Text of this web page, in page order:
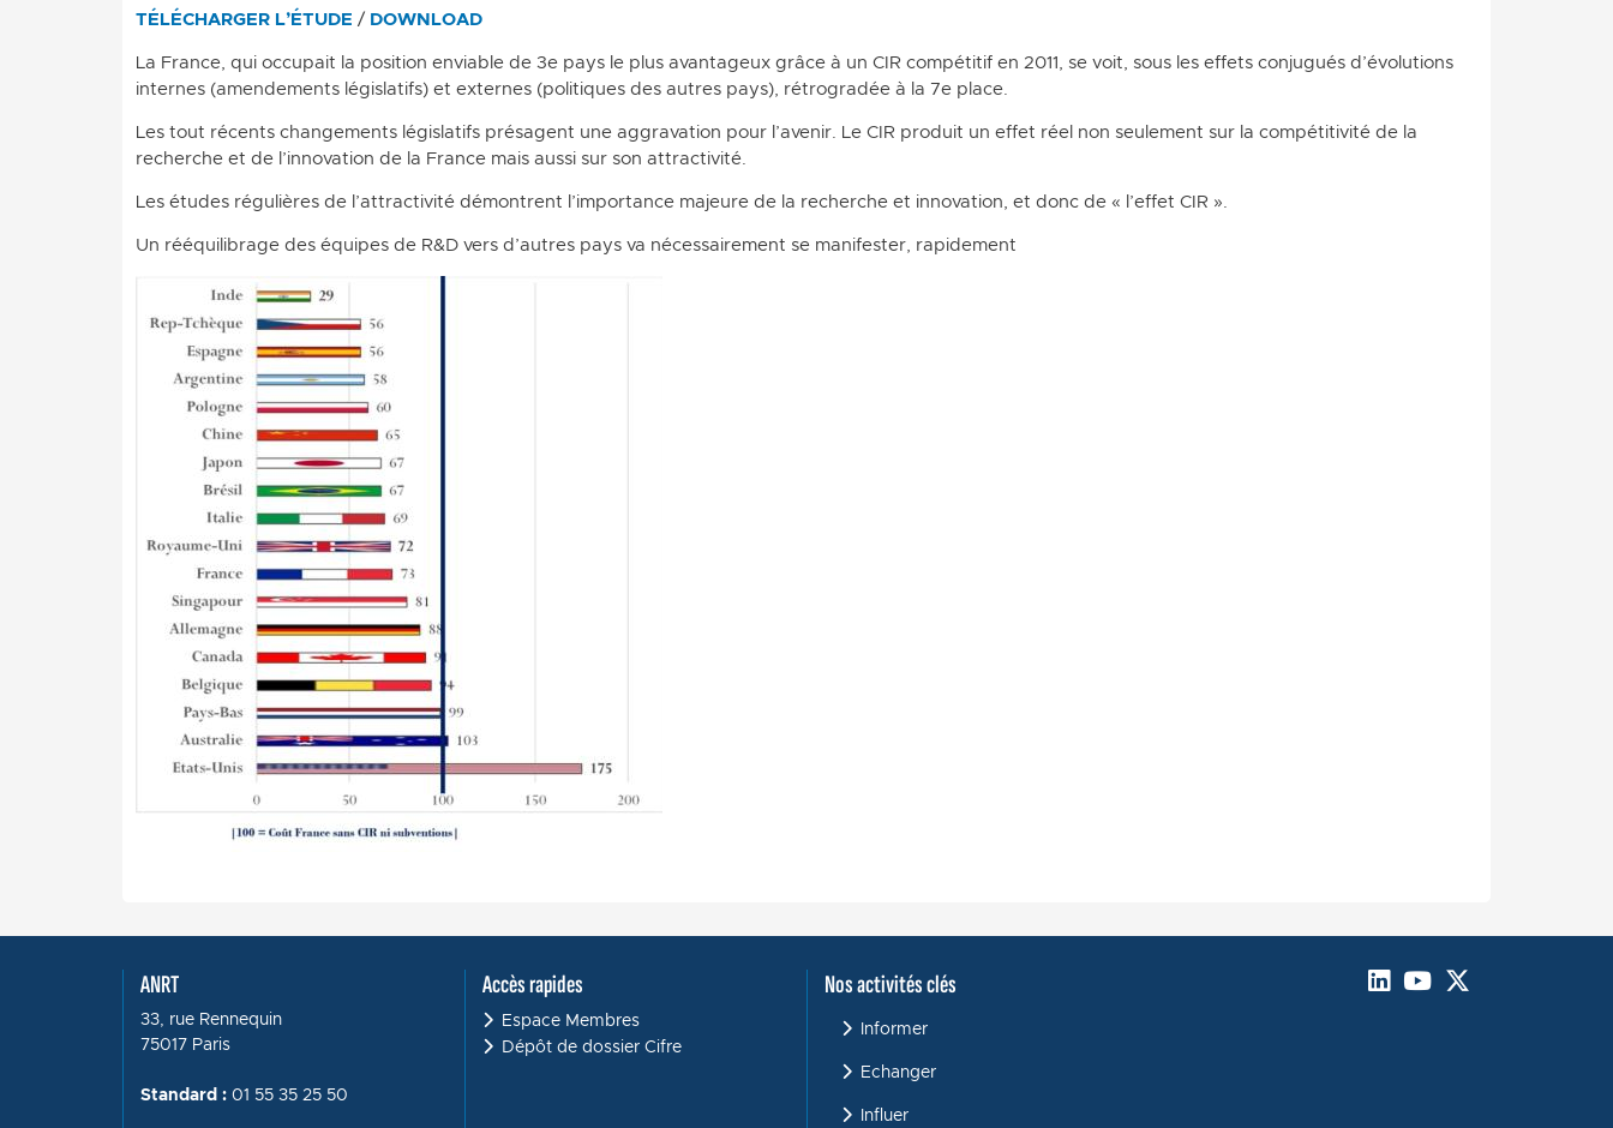
TÉLÉCHARGER L’ÉTUDE / DOWNLOAD
La France, qui occupait la position enviable de 3e pays le plus avantageux grâce à un CIR compétitif en 2011, se voit, sous les effets conjugués d’évolutions
internes (amendements législatifs) et externes (politiques des autres pays), rétrogradée à la 7e place.
Les tout récents changements législatifs présagent une aggravation pour l’avenir. Le CIR produit un effet réel non seulement sur la compétitivité de la
recherche et de l’innovation de la France mais aussi sur son attractivité.
Les études régulières de l’attractivité démontrent l’importance majeure de la recherche et innovation, et donc de « l’effet CIR ».
Un rééquilibrage des équipes de R&D vers d’autres pays va nécessairement se manifester, rapidement
ANRT
33, rue Rennequin
75017 Paris
Standard : 01 55 35 25 50
Accès rapides
Espace Membres
Dépôt de dossier Cifre
Menu : Activités clés
Nos activités clés
Informer
Echanger
Influer